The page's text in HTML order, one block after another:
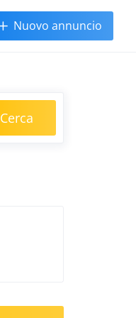
Nuovo annuncio
Cerca